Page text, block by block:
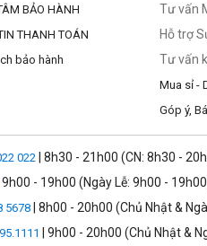
full frame ngàm RF Canon
trường ảnh để làm việc với các
làm giảm diềm màu và quang
lấy nét tối ưu và CPU tốc độ
dạng, bao gồm ISO, khẩu và mức
BẢO HÀNH
THANH TOÁN
bảo hành
Tư vấn
Hỗ trợ
Tư vấn
Mua sỉ -
Góp ý,
022 | 8h30 - 21h00 (CN: 8h30 -
| 9h00 - 19h00 (Ngày Lễ: 9h00 -
5678 | 8h00 - 20h00 (Chủ Nhật &
| 9h00 - 20h00 (Chủ Nhật &